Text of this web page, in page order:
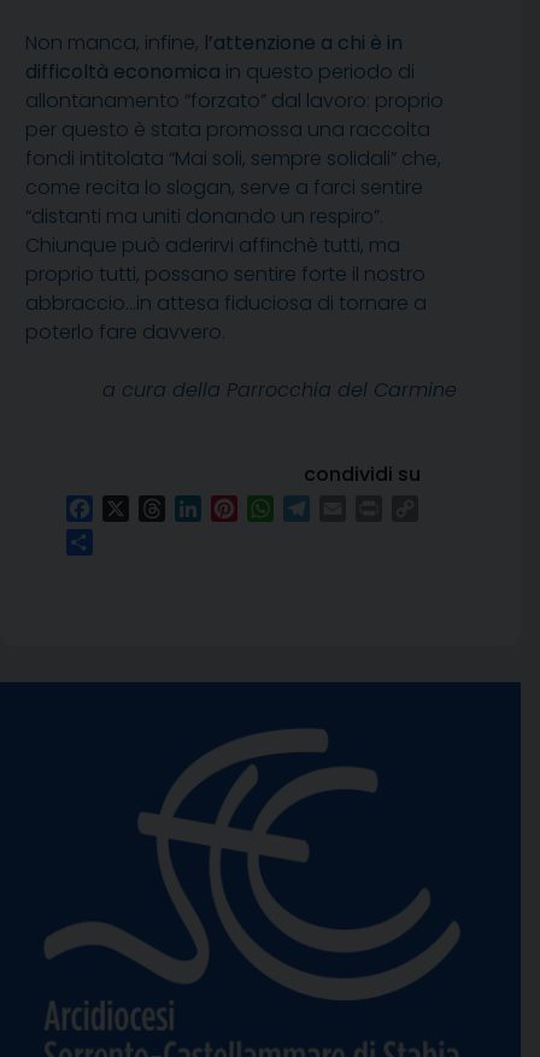
Non manca, infine, l’attenzione a chi è in
difficoltà economica in questo periodo di
allontanamento “forzato” dal lavoro: proprio
per questo è stata promossa una raccolta
fondi intitolata “Mai soli, sempre solidali” che,
come recita lo slogan, serve a farci sentire
“distanti ma uniti donando un respiro”.
Chiunque può aderirvi affinchè tutti, ma
proprio tutti, possano sentire forte il nostro
abbraccio…in attesa fiduciosa di tornare a
poterlo fare davvero.
a cura della Parrocchia del Carmine
condividi su
FacebookThreadsLinkedInPinterestWhatsApp